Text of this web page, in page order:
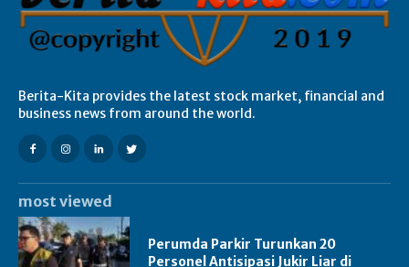
Berita-Kita provides the latest stock market, financial and
business news from around the world.
most viewed
Perumda Parkir Turunkan 20
Personel Antisipasi Jukir Liar di